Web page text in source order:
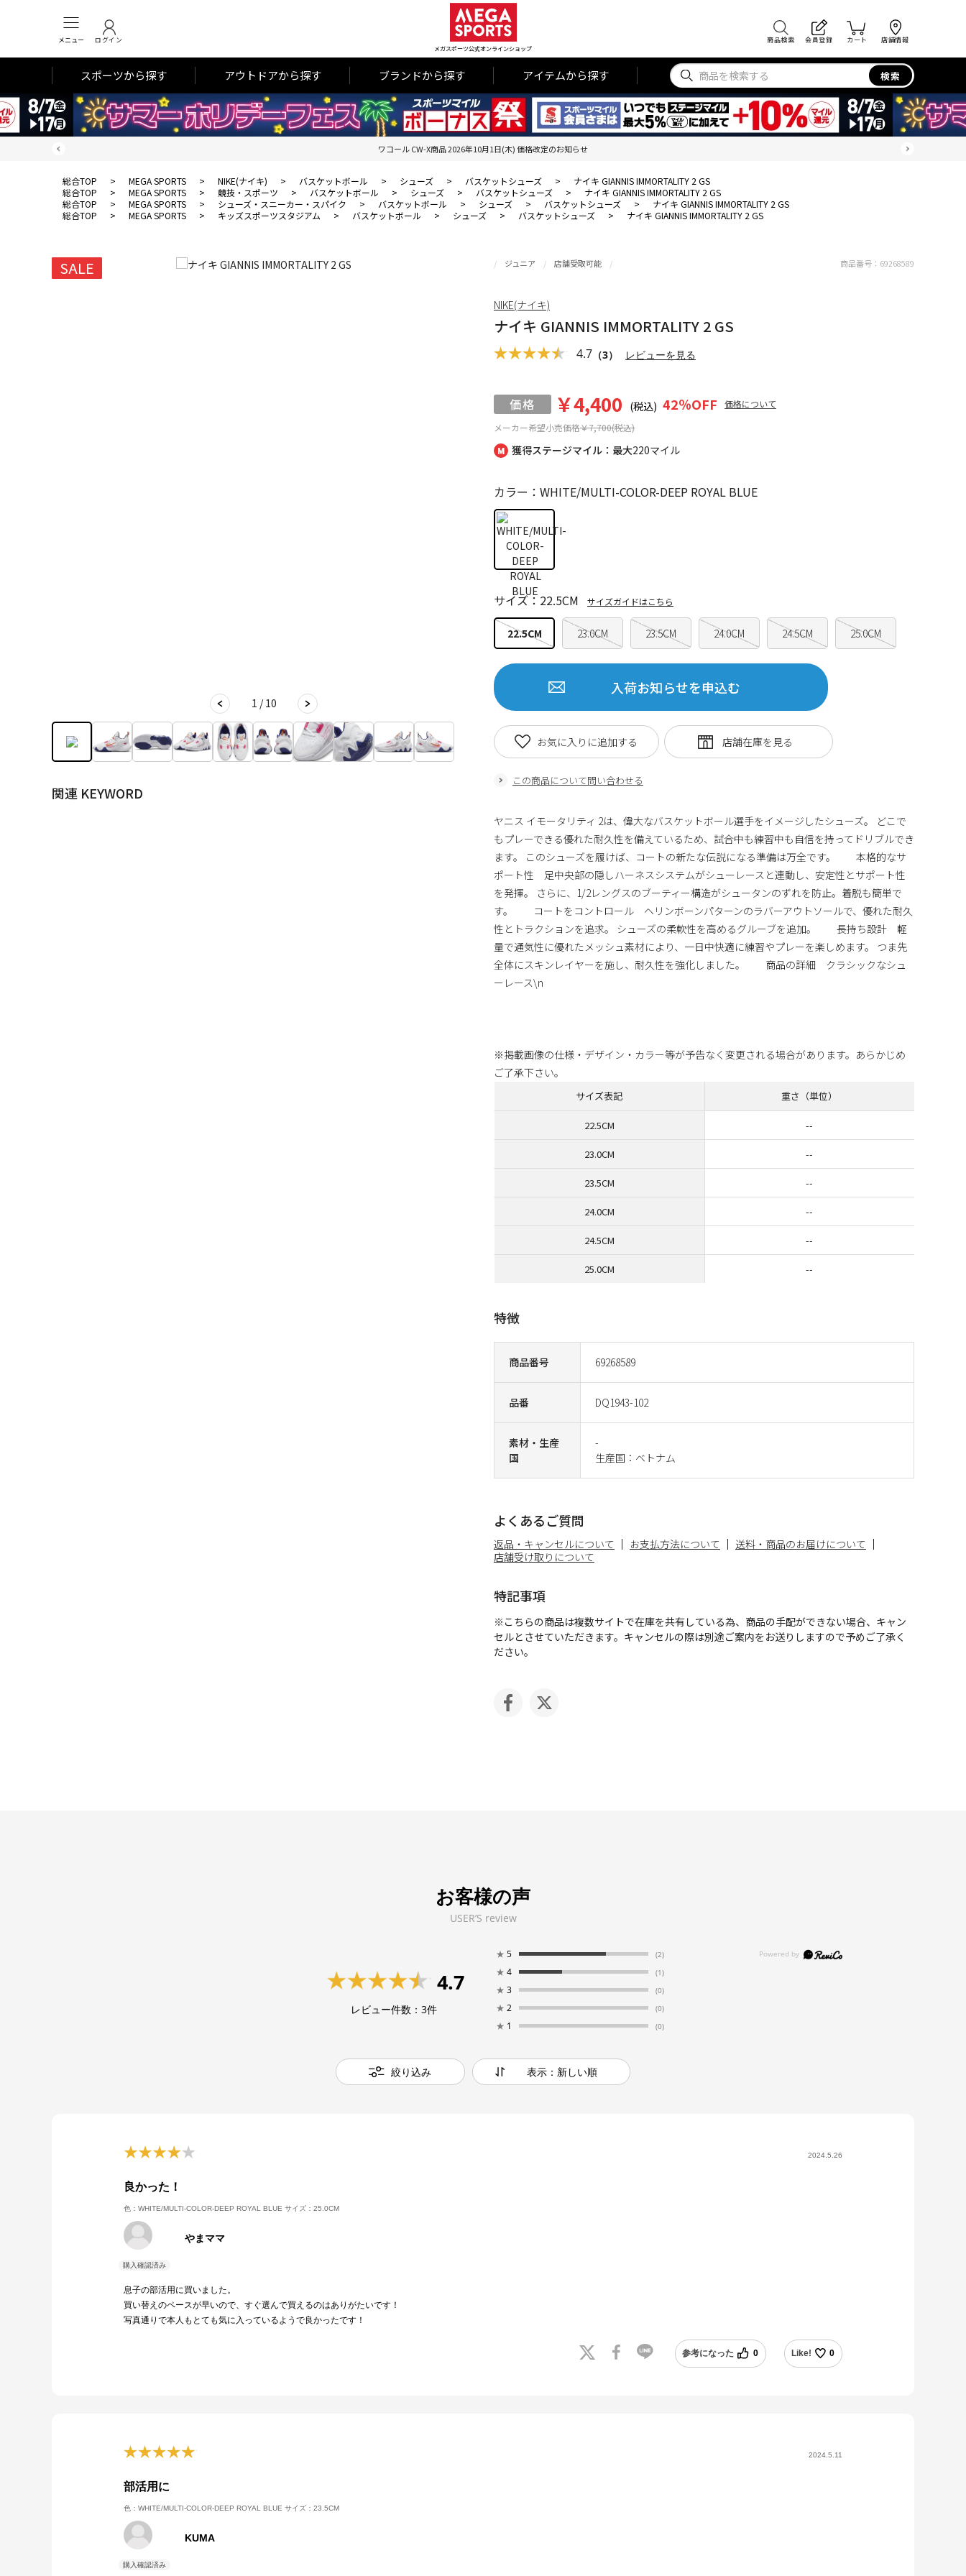
メニュー ログイン
メガスポーツ公式オンラインショップ
商品検索 会員登録 カート 店舗情報
スポーツから探す アウトドアから探す ブランドから探す アイテムから探す 検索
ワコール CW-X商品 2026年10月1日(木) 価格改定のお知らせ
総合TOP > MEGA SPORTS > NIKE(ナイキ) > バスケットボール > シューズ > バスケットシューズ >
ナイキ GIANNIS IMMORTALITY 2 GS
総合TOP
> MEGA SPORTS > 競技・スポーツ > バスケットボール > シューズ > バスケットシューズ >
ナイキ GIANNIS IMMORTALITY 2 GS
総合TOP
> MEGA SPORTS > シューズ・スニーカー・スパイク > バスケットボール > シューズ > バスケットシューズ >
ナイキ GIANNIS IMMORTALITY 2 GS
総合TOP
> MEGA SPORTS > キッズスポーツスタジアム > バスケットボール > シューズ > バスケットシューズ > ナイキ GIANNIS IMMORTALITY 2 GS
SALE
1 / 10
関連 KEYWORD
獲得ステージマイル：最大220マイル
ジュニア 店舗受取可能
ナイキ GIANNIS IMMORTALITY 2 GS
4.7 （3） レビューを見る
メーカー希望小売価格￥7,700(税込)
￥4,400 (税込) 42％OFF 価格について
商品番号 69268589
品番 DQ1943-102
素材・生産
国
-
生産国：ベトナム
カラー：WHITE/MULTI-COLOR-DEEP ROYAL BLUE
22.5CM 23.0CM 23.5CM 24.0CM 24.5CM 25.0CM
サイズ：22.5CM サイズガイドはこちら
入荷お知らせを申込む
この商品について問い合わせる
お気に入りに追加する
商品番号： 69268589
NIKE(ナイキ)
ヤニス イモータリティ 2は、偉大なバスケットボール選手をイメージしたシューズ。 どこで
もプレーできる優れた耐久性を備えているため、試合中も練習中も自信を持ってドリブルでき
ます。 このシューズを履けば、コートの新たな伝説になる準備は万全です。 本格的なサ
ポート性 足中央部の隠しハーネスシステムがシューレースと連動し、安定性とサポート性
を発揮。 さらに、1/2レングスのブーティー構造がシュータンのずれを防止。着脱も簡単で
す。 コートをコントロール ヘリンボーンパターンのラバーアウトソールで、優れた耐久
性とトラクションを追求。 シューズの柔軟性を高めるグルーブを追加。 長持ち設計 軽
量で通気性に優れたメッシュ素材により、一日中快適に練習やプレーを楽しめます。 つま先
全体にスキンレイヤーを施し、耐久性を強化しました。 商品の詳細 クラシックなシュ
ーレース\n
※掲載画像の仕様・デザイン・カラー等が予告なく変更される場合があります。あらかじめ
ご了承下さい。
特徴
よくあるご質問
返品・キャンセルについて お支払方法について
送料・商品のお届けについて
店舗受け取りについて
特記事項
※こちらの商品は複数サイトで在庫を共有している為、商品の手配ができない場合、キャン
セルとさせていただきます。キャンセルの際は別途ご案内をお送りしますので予めご了承く
ださい。
サイズ表記 重さ（単位）
22.5CM --
23.0CM --
23.5CM --
24.0CM --
24.5CM --
25.0CM --
お客様の声
USER’S review
4.7
レビュー件数：3件
★ 5 (2)
★ 4 (1)
★ 3 (0)
★ 2 (0)
★ 1 (0)
絞り込み 表示：新しい順
2024.5.26
良かった！
色：WHITE/MULTI-COLOR-DEEP ROYAL BLUE サイズ：25.0CM
やまママ
息子の部活用に買いました。
買い替えのペースが早いので、すぐ選んで買えるのはありがたいです！
写真通りで本人もとても気に入っているようで良かったです！
参考になった 0 Like! 0
2024.5.11
部活用に
色：WHITE/MULTI-COLOR-DEEP ROYAL BLUE サイズ：23.5CM
KUMA